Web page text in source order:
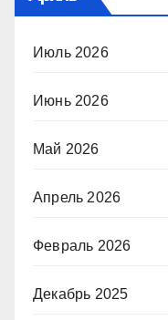
Июль 2026
Июнь 2026
Май 2026
Апрель 2026
Февраль 2026
Декабрь 2025